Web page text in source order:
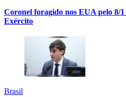
Coronel foragido nos EUA pelo 8/
Exército
Brasil